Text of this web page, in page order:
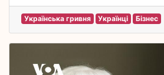
Українська гривня Українці Бізнес